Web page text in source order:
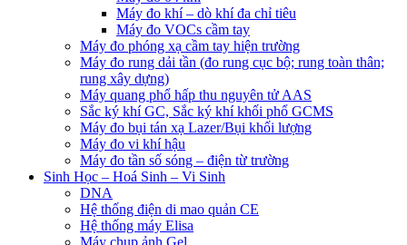
Máy đo khí – dò khí đa chỉ tiêu
Máy đo VOCs cầm tay
Máy đo phóng xạ cầm tay hiện trường
Máy đo rung dải tần (đo rung cục bộ; rung toàn thân;
rung xây dựng)
Máy quang phổ hấp thu nguyên tử AAS
Sắc ký khí GC, Sắc ký khí khối phổ GCMS
Máy đo bụi tán xạ Lazer/Bụi khối lượng
Máy đo vi khí hậu
Máy đo tần số sóng – điện từ trường
Sinh Học – Hoá Sinh – Vi Sinh
DNA
Hệ thống điện di mao quản CE
Hệ thống máy Elisa
Máy chụp ảnh Gel